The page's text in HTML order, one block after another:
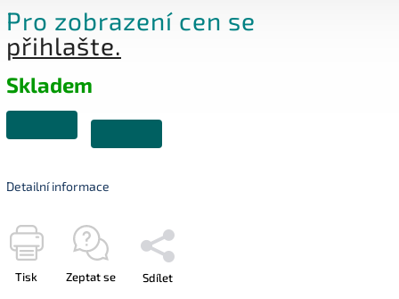
Pro zobrazení cen se
přihlašte.
Skladem
Detailní informace
Tisk Zeptat se Sdílet